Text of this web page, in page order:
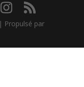
| Propulsé par